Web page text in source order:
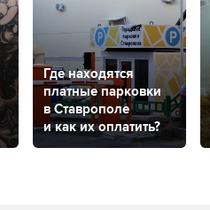
Где находятся
платные парковки
в Ставрополе
и как их оплатить?